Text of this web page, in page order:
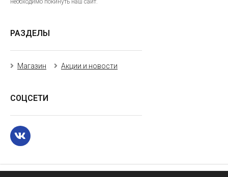
необходимо покинуть наш сайт.
РАЗДЕЛЫ
Магазин Акции и новости
СОЦСЕТИ